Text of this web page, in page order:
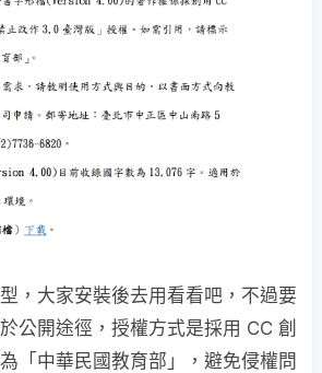
，大家安裝後去用看看吧，不過要
公開途徑，授權方式是採用 CC 創
「中華民國教育部」，避免侵權問